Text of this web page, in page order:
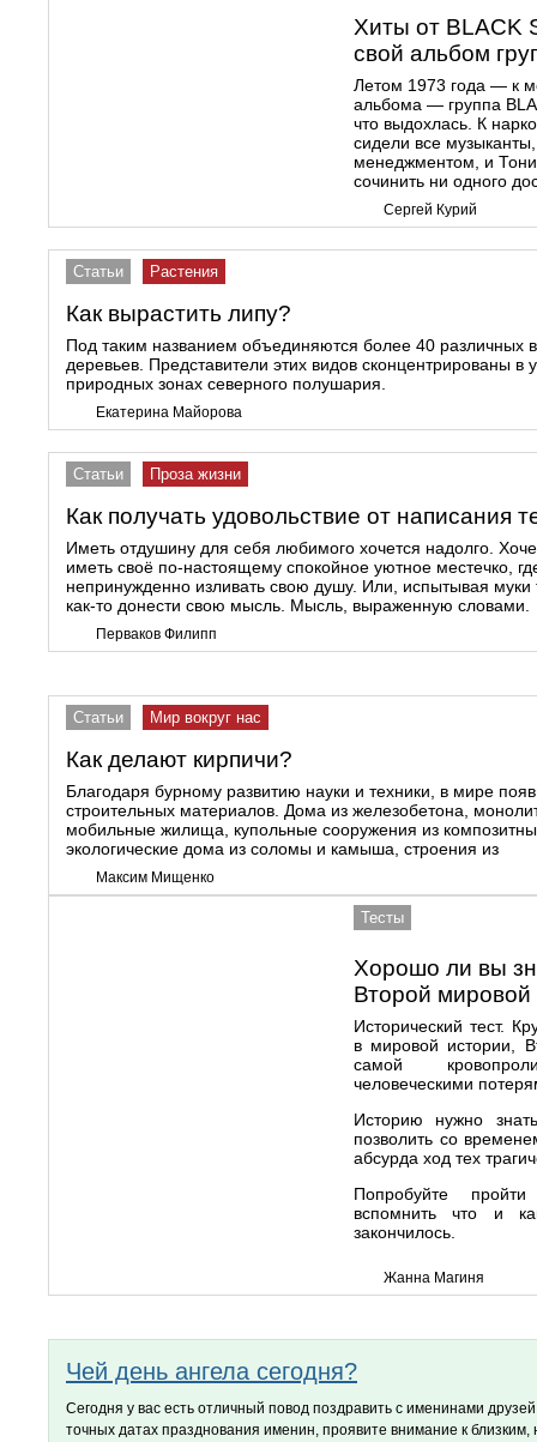
Хиты от BLACK
свой альбом
Летом 1973 года — к
альбома — группа
что выдохлась. К
сидели все
менеджментом, и
сочинить ни одного
Сергей Курий
Статьи Растения
Как вырастить липу?
Под таким названием объединяются более 40 различных
деревьев. Представители этих видов сконцентрированы в
природных зонах северного полушария.
Екатерина Майорова
Статьи Проза жизни
Как получать удовольствие от написания
Иметь отдушину для себя любимого хочется надолго.
иметь своё по-настоящему спокойное уютное местечко,
непринужденно изливать свою душу. Или, испытывая муки
как-то донести свою мысль. Мысль, выраженную словами.
Перваков Филипп
Статьи Мир вокруг нас
Как делают кирпичи?
Благодаря бурному развитию науки и техники, в мире
строительных материалов. Дома из железобетона,
мобильные жилища, купольные сооружения из
экологические дома из соломы и камыша, строения из
Максим Мищенко
Тесты
Хорошо ли вы
Второй
Исторический тест.
в мировой истории,
самой
человеческими
Историю нужно
позволить со
абсурда ход тех
Попробуйте
вспомнить что и
закончилось.
Жанна Магиня
Чей день ангела сегодня?
Сегодня у вас есть отличный повод поздравить с именинами
точных датах празднования именин, проявите внимание к